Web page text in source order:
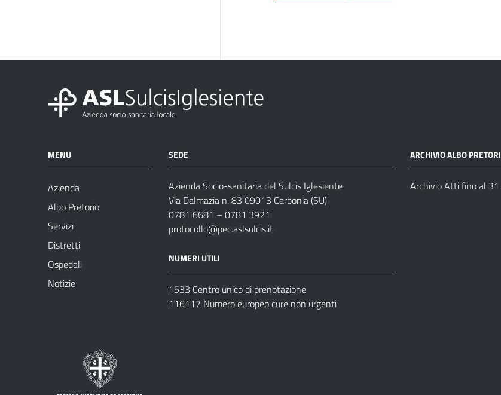
MENU
Azienda
Albo Pretorio
Servizi
Distretti
Ospedali
Notizie
SEDE
Azienda Socio-sanitaria del Sulcis Iglesiente
Via Dalmazia n. 83 09013 Carbonia (SU)
0781 6681 – 0781 3921
protocollo@pec.aslsulcis.it
NUMERI UTILI
1533 Centro unico di prenotazione
116117 Numero europeo cure non urgenti
ARCHIVIO ALBO
Archivio Atti fino al